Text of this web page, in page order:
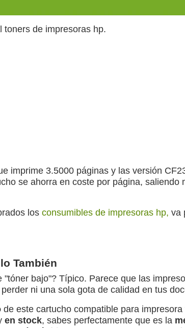
toners de impresoras hp.
imprime 3.5000 páginas y las versión
se ahorra en coste por página, saliendo
los consumibles de impresoras hp, va
También
bajo"? Típico. Parece que las
ni una sola gota de calidad en tus
de este cartucho compatible para
en stock, sabes perfectamente que es la